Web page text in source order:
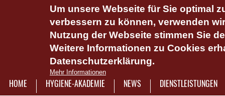
Um unsere Webseite für Sie optimal
verbessern zu können, verwenden
Nutzung der Webseite stimmen Sie
Weitere Informationen zu Cookies
Datenschutzerklärung.
Mehr Informationen
HOME HYGIENE-AKADEMIE NEWS DIENSTLEISTUNGEN
Das
Plattform
7921322